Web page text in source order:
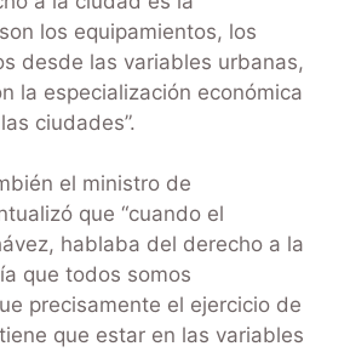
los equipamientos, los
desde las variables urbanas,
la especialización económica
ciudades”.
el ministro de
que “cuando el
hablaba del derecho a la
que todos somos
precisamente el ejercicio de
que estar en las variables